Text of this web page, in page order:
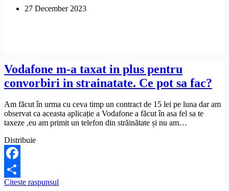
27 December 2023
Vodafone m-a taxat in plus pentru
convorbiri in strainatate. Ce pot sa fac?
Am făcut în urma cu ceva timp un contract de 15 lei pe luna dar am
observat ca aceasta aplicație a Vodafone a făcut în asa fel sa te
taxeze ,eu am primit un telefon din străinătate și nu am…
Distribuie
Facebook
Share
Citeste raspunsul